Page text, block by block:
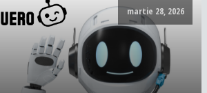
martie 28, 2026